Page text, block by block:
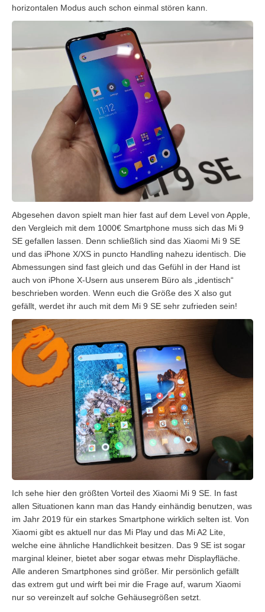
horizontalen Modus auch schon einmal stören kann.
Abgesehen davon spielt man hier fast auf dem Level von Apple,
den Vergleich mit dem 1000€ Smartphone muss sich das Mi 9
SE gefallen lassen. Denn schließlich sind das Xiaomi Mi 9 SE
und das iPhone X/XS in puncto Handling nahezu identisch. Die
Abmessungen sind fast gleich und das Gefühl in der Hand ist
auch von iPhone X-Usern aus unserem Büro als „identisch“
beschrieben worden. Wenn euch die Größe des X also gut
gefällt, werdet ihr auch mit dem Mi 9 SE sehr zufrieden sein!
Ich sehe hier den größten Vorteil des Xiaomi Mi 9 SE. In fast
allen Situationen kann man das Handy einhändig benutzen, was
im Jahr 2019 für ein starkes Smartphone wirklich selten ist. Von
Xiaomi gibt es aktuell nur das Mi Play und das Mi A2 Lite,
welche eine ähnliche Handlichkeit besitzen. Das 9 SE ist sogar
marginal kleiner, bietet aber sogar etwas mehr Displayfläche.
Alle anderen Smartphones sind größer. Mir persönlich gefällt
das extrem gut und wirft bei mir die Frage auf, warum Xiaomi
nur so vereinzelt auf solche Gehäusegrößen setzt.